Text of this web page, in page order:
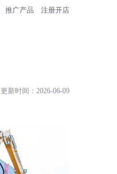
推广产品 注册开店
更新时间：2026-06-09